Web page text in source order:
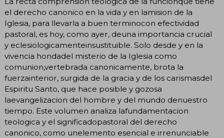
el derecho canonico en la vida y en lamision de la
Iglesia, para llevarla a buen terminocon efectividad
pastoral, es hoy, como ayer, deuna importancia crucial
y eclesiologicamenteinsustituible. Solo desde y en la
vivencia hondadel misterio de la Iglesia como
comunion,vertebrada canonicamente, brota la
fuerzainterior, surgida de la gracia y de los carismasdel
Espiritu Santo, que hace posible y gozosa
laevangelizacion del hombre y del mundo denuestro
tiempo. Este volumen analiza lafundamentacion
teologica y el significadopastoral del derecho
canonico, como unelemento esencial e irrenunciable